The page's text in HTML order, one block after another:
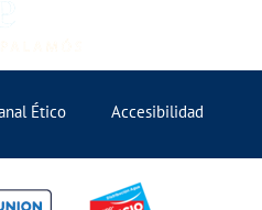
Ético Accesibilidad